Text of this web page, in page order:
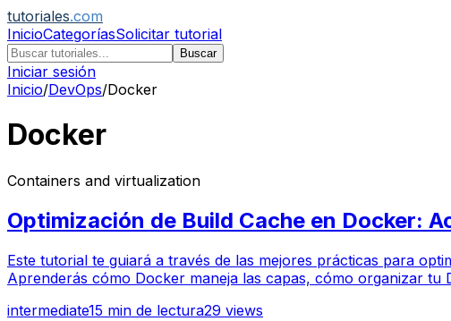
tutoriales.com
InicioCategoríasSolicitar tutorial
Buscar
Iniciar sesión
Inicio/DevOps/Docker
Docker
Containers and virtualization
Optimización de Build Cache en Docker:
Este tutorial te guiará a través de las mejores prácticas para
Aprenderás cómo Docker maneja las capas, cómo organizar
intermediate15 min de lectura29 views